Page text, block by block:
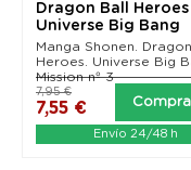
Dragon Ball Heroes
Universe Big Bang
Mission 03 (de 03)
Manga Shonen.
Heroes. Universe Big
Mission nº 3
7,55 €
7,95 €
Envío 24/48 h